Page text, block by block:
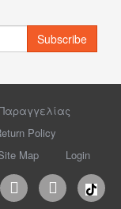
Subscribe
Policy
Map Login